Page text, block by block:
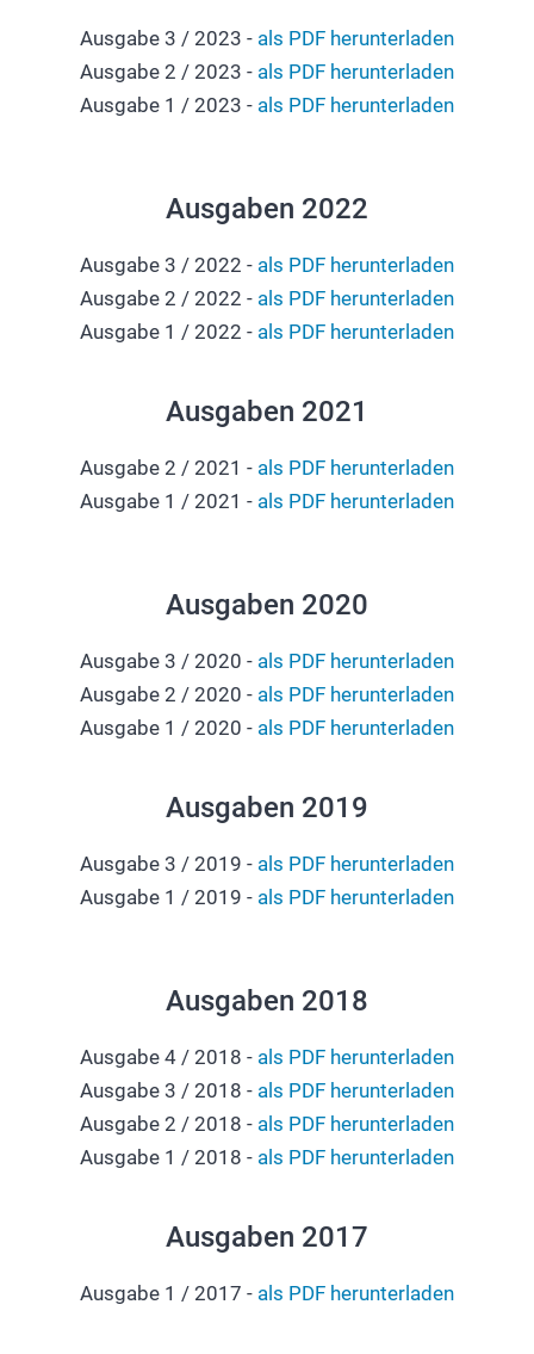
Ausgabe 3 / 2023 - als PDF herunterladen
Ausgabe 2 / 2023 - als PDF herunterladen
Ausgabe 1 / 2023 - als PDF herunterladen
Ausgaben 2022
Ausgabe 3 / 2022 - als PDF herunterladen
Ausgabe 2 / 2022 - als PDF herunterladen
Ausgabe 1 / 2022 - als PDF herunterladen
Ausgaben 2021
Ausgabe 2 / 2021 - als PDF herunterladen
Ausgabe 1 / 2021 - als PDF herunterladen
Ausgaben 2020
Ausgabe 3 / 2020 - als PDF herunterladen
Ausgabe 2 / 2020 - als PDF herunterladen
Ausgabe 1 / 2020 - als PDF herunterladen
Ausgaben 2019
Ausgabe 3 / 2019 - als PDF herunterladen
Ausgabe 1 / 2019 - als PDF herunterladen
Ausgaben 2018
Ausgabe 4 / 2018 - als PDF herunterladen
Ausgabe 3 / 2018 - als PDF herunterladen
Ausgabe 2 / 2018 - als PDF herunterladen
Ausgabe 1 / 2018 - als PDF herunterladen
Ausgaben 2017
Ausgabe 1 / 2017 - als PDF herunterladen